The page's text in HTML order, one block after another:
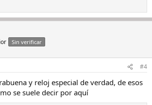
Sin verificar
#4
y reloj especial de verdad, de esos
se suele decir por aquí